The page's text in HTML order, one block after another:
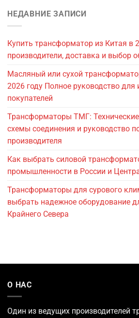
НЕДАВНИЕ ЗАПИСИ
Купить трансформатор из Китая в
производители, доставка и выбор
Масляный или сухой
2026 году Полное руководство для
покупателей
Трансформаторы ТМГ: Технические
схемы соединения и руководство
производителя
Как выбрать силовой
промышленности в России и
Трансформаторы для сурового
выбрать надежное оборудование
Крайнего Севера
О НАС
Один из ведущих производителей